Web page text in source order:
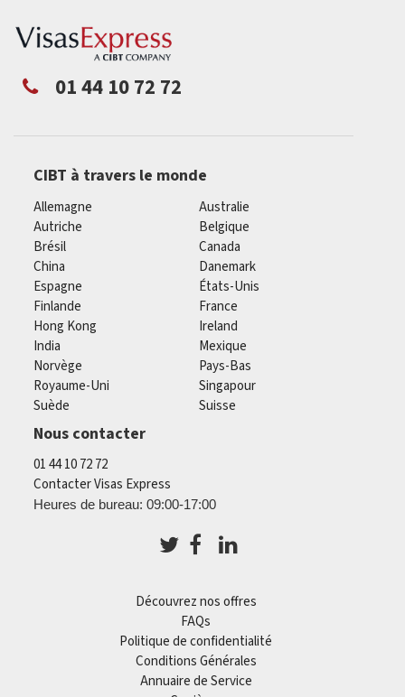
01 44 10 72 72
CIBT à travers le monde
Allemagne
Australie
Autriche
Belgique
Brésil
Canada
China
Danemark
Espagne
États-Unis
Finlande
France
Hong Kong
Ireland
India
Mexique
Norvège
Pays-Bas
Royaume-Uni
Singapour
Suède
Suisse
Nous contacter
01 44 10 72 72
Contacter Visas Express
Heures de bureau: 09:00-17:00
Découvrez nos offres
FAQs
Politique de confidentialité
Conditions Générales
Annuaire de Service